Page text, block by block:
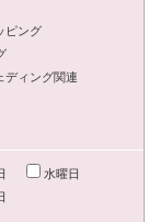
ピング
ディング関連
水曜日